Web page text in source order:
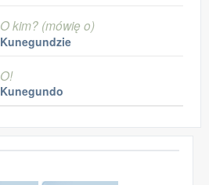
O kim? (mówię o)
Kunegundzie
O!
Kunegundo